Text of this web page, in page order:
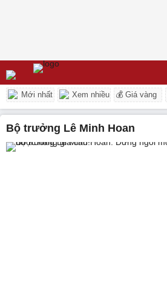
Mới nhất Xem nhiều 💰 Giá vàng
Bộ trưởng Lê Minh Hoan